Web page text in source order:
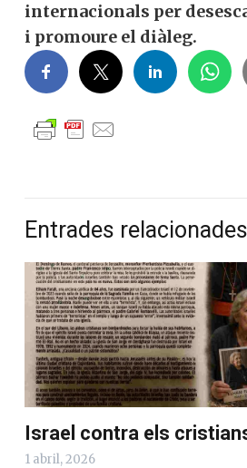
internacionals per
i promoure el diàleg.
Entrades relacionades
Israel contra els
1 abril, 2026